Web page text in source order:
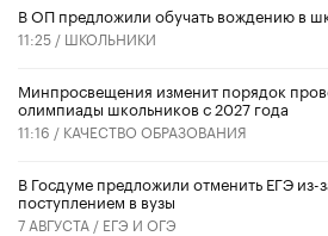
В ОП предложили обучать вождению в
11:25 / ШКОЛЬНИКИ
Минпросвещения изменит порядок
олимпиады школьников с 2027 года
11:16 / КАЧЕСТВО ОБРАЗОВАНИЯ
В Госдуме предложили отменить ЕГЭ из-
поступлением в вузы
7 АВГУСТА / ЕГЭ И ОГЭ